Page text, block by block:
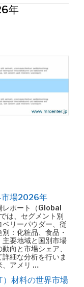
年
市場2026年
レポート（Global
、セグメント別
リーパウダー、従
：化粧品、食品・
要地域と国別市場
向と市場シェア、
細な分析を行いま
、アメリ …
材料の世界市場